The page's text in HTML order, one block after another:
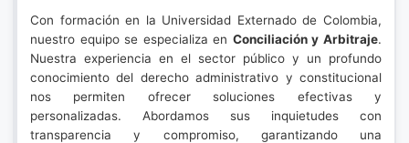
Con formación en la Universidad Externado de Colombia,
nuestro equipo se especializa en Conciliación y Arbitraje.
Nuestra experiencia en el sector público y un profundo
conocimiento del derecho administrativo y constitucional
nos permiten ofrecer soluciones efectivas y
personalizadas. Abordamos sus inquietudes con
transparencia y compromiso, garantizando una